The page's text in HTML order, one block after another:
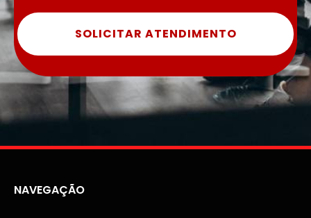
SOLICITAR ATENDIMENTO
NAVEGAÇÃO